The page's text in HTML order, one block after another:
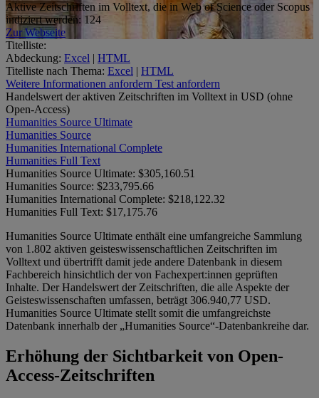
Aktive Zeitschriften im Volltext, die in Web of Science oder Scopus
indiziert werden: 124
Zur Webseite
Titelliste:
Abdeckung: Excel | HTML
Titelliste nach Thema: Excel | HTML
Weitere Informationen anfordern Test anfordern
Handelswert der aktiven Zeitschriften im Volltext in USD (ohne
Open-Access)
Humanities Source Ultimate
Humanities Source
Humanities International Complete
Humanities Full Text
Humanities Source Ultimate: $305,160.51
Humanities Source: $233,795.66
Humanities International Complete: $218,122.32
Humanities Full Text: $17,175.76
Humanities Source Ultimate enthält eine umfangreiche Sammlung
von 1.802 aktiven geisteswissenschaftlichen Zeitschriften im
Volltext und übertrifft damit jede andere Datenbank in diesem
Fachbereich hinsichtlich der von Fachexpert:innen geprüften
Inhalte. Der Handelswert der Zeitschriften, die alle Aspekte der
Geisteswissenschaften umfassen, beträgt 306.940,77 USD.
Humanities Source Ultimate stellt somit die umfangreichste
Datenbank innerhalb der „Humanities Source“-Datenbankreihe dar.
Erhöhung der Sichtbarkeit von Open-
Access-Zeitschriften